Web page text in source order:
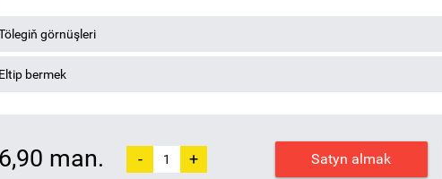
görnüşleri
Eltip bermek
6,90 man. - + Satyn almak